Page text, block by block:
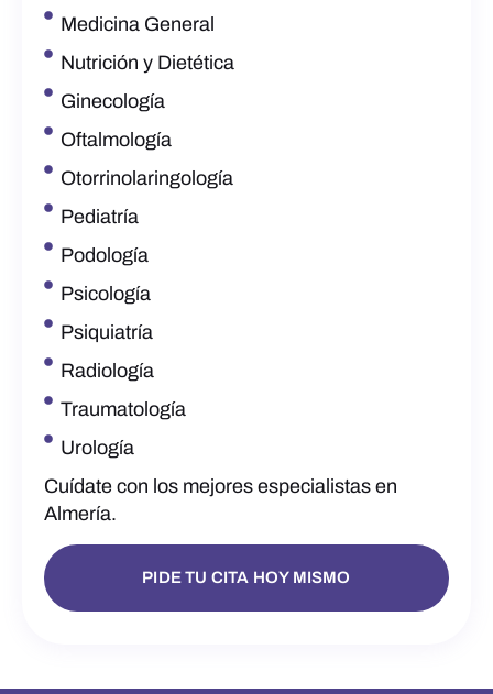
Medicina General
Nutrición y Dietética
Ginecología
Oftalmología
Otorrinolaringología
Pediatría
Podología
Psicología
Psiquiatría
Radiología
Traumatología
Urología
Cuídate con los mejores especialistas en
Almería.
PIDE TU CITA HOY MISMO